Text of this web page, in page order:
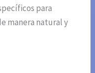
para
manera natural y